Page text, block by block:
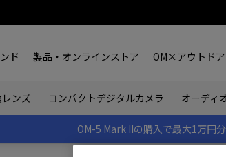
ド 製品・オンラインストア OM×アウトドア
ンズ コンパクトデジタルカメラ オーディ
OM-5 Mark IIの購入で最大1万円